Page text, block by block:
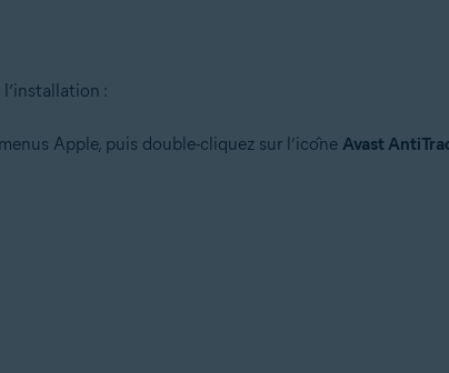
:
Apple, puis double-cliquez sur l’icône Avast